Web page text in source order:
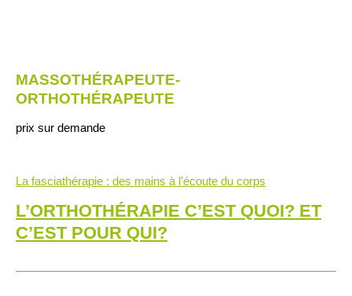
MASSOTHÉRAPEUTE-
ORTHOTHÉRAPEUTE
prix sur demande
La fasciathérapie : des mains à l’écoute du corps
L’ORTHOTHÉRAPIE C’EST QUOI? ET
C’EST POUR QUI?